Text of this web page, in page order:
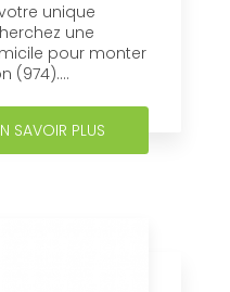
unique
une
pour monter
(974)....
SAVOIR PLUS